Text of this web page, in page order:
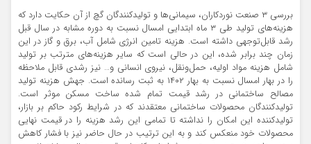
بررسی ۳ صنعت نوردکاران، سیمانی‌‌ها و تولیدکنندگان گچ از آن حکایت دارد که
هزینه‌‌های تولید طی ۳ ماه ابتدایی امسال نسبت به دوره مشابه در سال قبل
رشد قابل‌توجهی داشته است. هزینه تامین انرژی شامل آب، برق و گاز در این
زمان چند برابر شده، این در حالی است که سایر هزینه‌‌های مترتب بر تولید
شامل هزینه مواد اولیه، حمل‌‌ونقل، نیروی انسانی و… نیز رشدی قابل ملاحظه
را در بهار امسال نسبت به بهار ۱۴۰۲ به ثبت رسانده است. جهش هزینه تولید
مصالح ساختمانی در رشد قیمت تمام شده ساخت مسکن موثر است.
تولیدکنندگان محصولات ساختمانی معتقدند که در شرایط رکود حاکم بر بازار،
تولیدکننده این امکان را نداشته تا تمامی این رشد هزینه را در قیمت نهایی
محصولات خود منعکس کند و به این ترتیب در حال حاضر نیز با فشار کاهش